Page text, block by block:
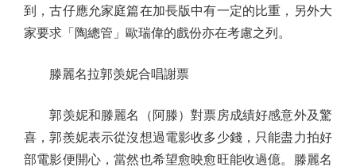
到，古仔應允家庭篇在加長版中有一定的比重，另外大
家要求「陶總管」歐瑞偉的戲份亦在考慮之列。
滕麗名拉郭羡妮合唱謝票
郭羡妮和滕麗名（阿滕）對票房成績好感意外及驚
喜，郭羨妮表示從沒想過電影收多少錢，只能盡力拍好
部電影便開心，當然也希望愈映愈旺能收過億。滕麗名